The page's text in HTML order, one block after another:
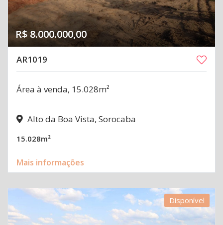
R$ 8.000.000,00
AR1019
Área à venda, 15.028m²
Alto da Boa Vista, Sorocaba
15.028m²
Mais informações
Disponível